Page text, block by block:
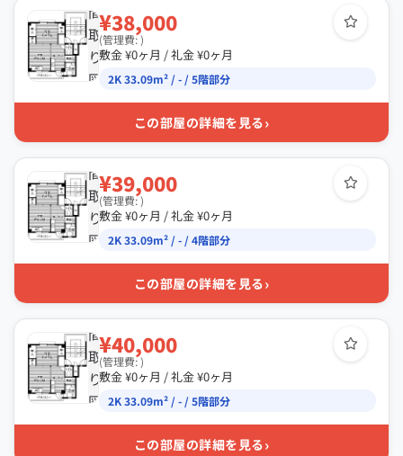
間
取
り
図
¥38,000
(管理費: )
敷金 ¥0ヶ月 / 礼金 ¥0ヶ月
2K 33.09m² / - / 5階部分
この部屋の詳細を見る›
間
取
り
図
¥39,000
(管理費: )
敷金 ¥0ヶ月 / 礼金 ¥0ヶ月
2K 33.09m² / - / 4階部分
この部屋の詳細を見る›
間
取
り
図
¥40,000
(管理費: )
敷金 ¥0ヶ月 / 礼金 ¥0ヶ月
2K 33.09m² / - / 5階部分
この部屋の詳細を見る›